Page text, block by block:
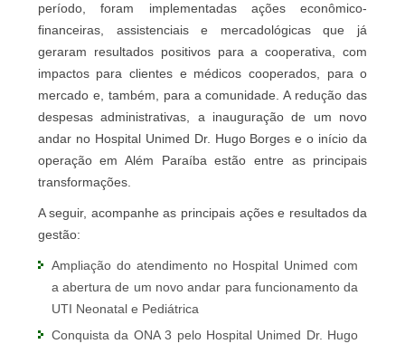
período, foram
implementadas ações econômico-
financeiras, assistenciais e mercadológicas que já
geraram resultados positivos para a cooperativa, com
impactos para clientes e médicos cooperados, para o
mercado e, também, para a comunidade. A redução das
despesas administrativas, a inauguração de um novo
andar no Hospital Unimed Dr. Hugo Borges e o início da
operação em Além Paraíba estão entre as principais
transformações.
A seguir, acompanhe as principais ações e resultados da
gestão:
Ampliação do atendimento no Hospital Unimed com
a abertura de um novo andar para funcionamento da
UTI Neonatal e Pediátrica
Conquista da ONA 3 pelo Hospital Unimed Dr. Hugo